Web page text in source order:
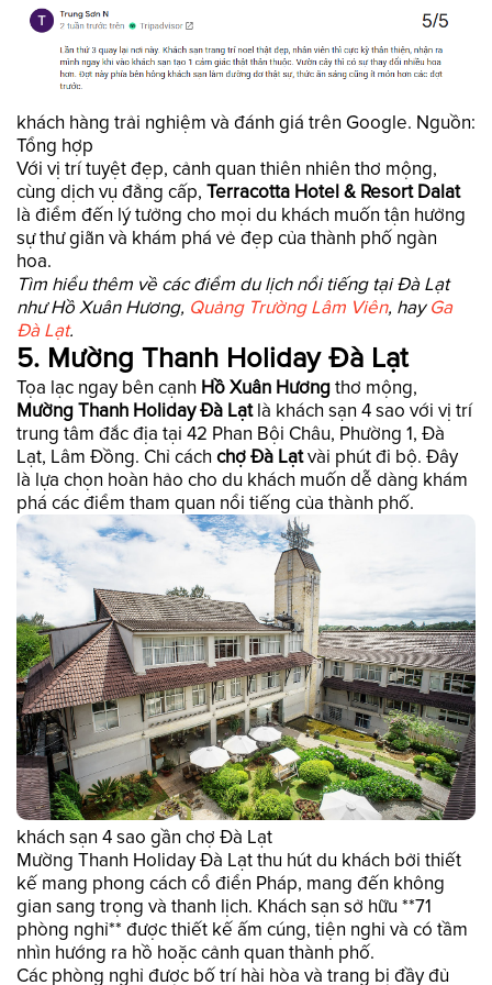
khách hàng trải nghiệm và đánh giá trên Google. Nguồn:
Tổng hợp
Với vị trí tuyệt đẹp, cảnh quan thiên nhiên thơ mộng,
cùng dịch vụ đẳng cấp, Terracotta Hotel & Resort Dalat
là điểm đến lý tưởng cho mọi du khách muốn tận hưởng
sự thư giãn và khám phá vẻ đẹp của thành phố ngàn
hoa.
Tìm hiểu thêm về các điểm du lịch nổi tiếng tại Đà Lạt
như Hồ Xuân Hương, Quảng Trường Lâm Viên, hayGa
Đà Lạt.
5. Mường Thanh Holiday Đà Lạt
Tọa lạc ngay bên cạnh Hồ Xuân Hươngthơ mộng,
Mường Thanh Holiday Đà Lạtlà khách sạn 4 sao với vị trí
trung tâm đắc địa tại 42 Phan Bội Châu, Phường 1, Đà
Lạt, Lâm Đồng. Chỉ cách chợ Đà Lạtvài phút đi bộ. Đây
là lựa chọn hoàn hảo cho du khách muốn dễ dàng khám
phá các điểm tham quan nổi tiếng của thành phố.
khách sạn 4 sao gần chợ Đà Lạt
Mường Thanh Holiday Đà Lạt thu hút du khách bởi thiết
kế mang phong cách cổ điển Pháp, mang đến không
gian sang trọng và thanh lịch. Khách sạn sở hữu **71
phòng nghỉ** được thiết kế ấm cúng, tiện nghi và có tầm
nhìn hướng ra hồ hoặc cảnh quan thành phố.
Các phòng nghỉ được bố trí hài hòa và trang bị đầy đủ